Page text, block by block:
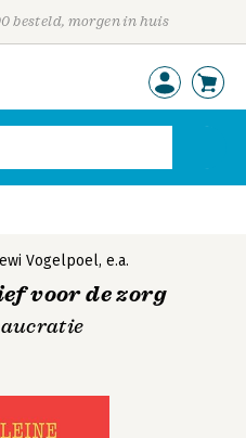
besteld, morgen in huis
Vogelpoel, e.a.
voor de zorg